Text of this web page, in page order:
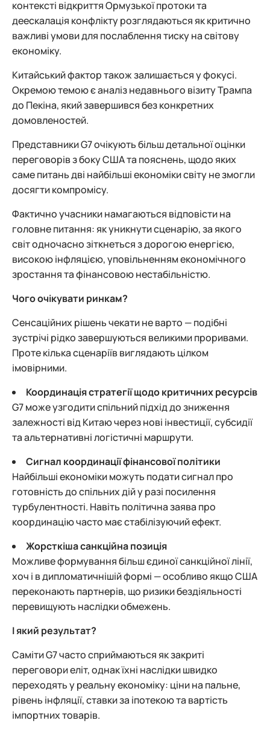
контексті відкриття Ормузької протоки та
деескалація конфлікту розглядаються як критично
важливі умови для послаблення тиску на світову
економіку.
Китайський фактор також залишається у фокусі.
Окремою темою є аналіз недавнього візиту Трампа
до Пекіна, який завершився без конкретних
домовленостей.
Представники G7 очікують більш детальної оцінки
переговорів з боку США та пояснень, щодо яких
саме питань дві найбільші економіки світу не змогли
досягти компромісу.
Фактично учасники намагаються відповісти на
головне питання: як уникнути сценарію, за якого
світ одночасно зіткнеться з дорогою енергією,
високою інфляцією, уповільненням економічного
зростання та фінансовою нестабільністю.
Чого очікувати ринкам?
Сенсаційних рішень чекати не варто — подібні
зустрічі рідко завершуються великими проривами.
Проте кілька сценаріїв виглядають цілком
імовірними.
Координація стратегії щодо критичних ресурсів
G7 може узгодити спільний підхід до зниження
залежності від Китаю через нові інвестиції, субсидії
та альтернативні логістичні маршрути.
Сигнал координації фінансової політики
Найбільші економіки можуть подати сигнал про
готовність до спільних дій у разі посилення
турбулентності. Навіть політична заява про
координацію часто має стабілізуючий ефект.
Жорсткіша санкційна позиція
Можливе формування більш єдиної санкційної лінії,
хоч і в дипломатичнішій формі — особливо якщо США
переконають партнерів, що ризики бездіяльності
перевищують наслідки обмежень.
І який результат?
Саміти G7 часто сприймаються як закриті
переговори еліт, однак їхні наслідки швидко
переходять у реальну економіку: ціни на пальне,
рівень інфляції, ставки за іпотекою та вартість
імпортних товарів.